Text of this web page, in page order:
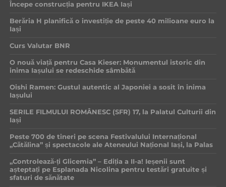
Începe construcția pentru IKEA Iași
Berăria H planifică o investiție de peste 40 milioane euro la
Iași
Curs Valutar BNR
O nouă viață pentru Casa Kieser: Monumentul istoric din
inima Iașului se redeschide sâmbătă
Oishi Ramen: Gustul autentic al Japoniei a sosit în inima
Iașului
SERILE FILMULUI ROMÂNESC (SFR) 17, la Palatul Culturii din
Iași
Peste 700 de tineri pe scena Festivalului Internațional
„Cătălina” și spectacole ale Ateneului Național Iași, la Palas
„Controlează-ți Glicemia” – Ediția a II-a! Ieșenii sunt
așteptați pe Esplanada Nicolina pentru testări gratuite și
sfaturi de sănătate